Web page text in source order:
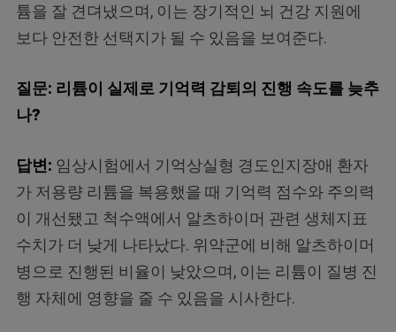
튬을 잘 견뎌냈으며, 이는 장기적인 뇌 건강 지원에
보다 안전한 선택지가 될 수 있음을 보여준다.
질문: 리튬이 실제로 기억력 감퇴의 진행 속도를 늦추
나?
답변: 임상시험에서 기억상실형 경도인지장애 환자
가 저용량 리튬을 복용했을 때 기억력 점수와 주의력
이 개선됐고 척수액에서 알츠하이머 관련 생체지표
수치가 더 낮게 나타났다. 위약군에 비해 알츠하이머
병으로 진행된 비율이 낮았으며, 이는 리튬이 질병 진
행 자체에 영향을 줄 수 있음을 시사한다.